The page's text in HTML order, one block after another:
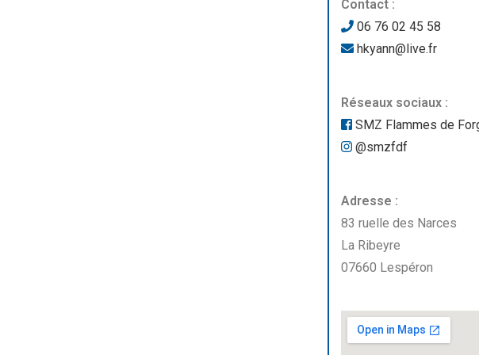
Contact :
06 76 02 45 58
hkyann@live.fr
Réseaux sociaux :
SMZ Flammes de
@smzfdf
Adresse :
83 ruelle des Narces
La Ribeyre
07660 Lespéron